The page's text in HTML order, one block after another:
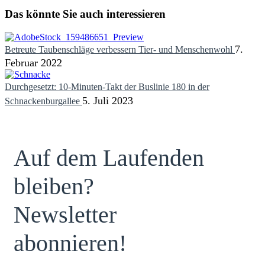
Das könnte Sie auch interessieren
Betreute Tauben­schläge ver­bessern Tier- und Menschen­wohl 7.
Februar 2022
Durchgesetzt: 10-Minuten-Takt der Buslinie 180 in der
Schnackenburgallee 5. Juli 2023
Auf dem Laufenden
bleiben?
Newsletter
abonnieren!